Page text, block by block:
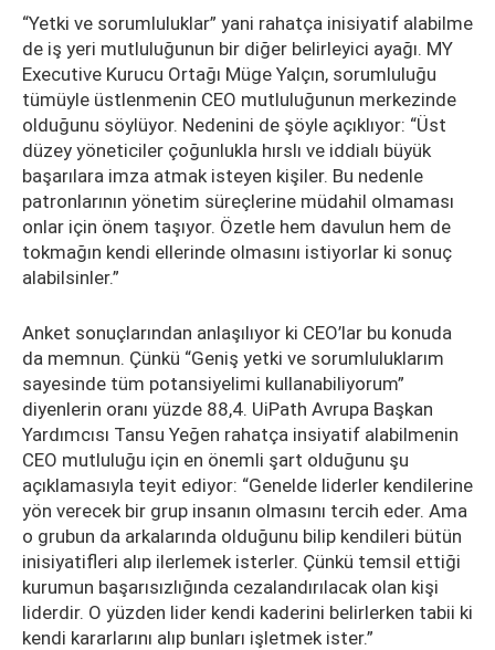
“Yetki ve sorumluluklar” yani rahatça inisiyatif alabilme
de iş yeri mutluluğunun bir diğer belirleyici ayağı. MY
Executive Kurucu Ortağı Müge Yalçın, sorumluluğu
tümüyle üstlenmenin CEO mutluluğunun merkezinde
olduğunu söylüyor. Nedenini de şöyle açıklıyor: “Üst
düzey yöneticiler çoğunlukla hırslı ve iddialı büyük
başarılara imza atmak isteyen kişiler. Bu nedenle
patronlarının yönetim süreçlerine müdahil olmaması
onlar için önem taşıyor. Özetle hem davulun hem de
tokmağın kendi ellerinde olmasını istiyorlar ki sonuç
alabilsinler.”
Anket sonuçlarından anlaşılıyor ki CEO’lar bu konuda
da memnun. Çünkü “Geniş yetki ve sorumluluklarım
sayesinde tüm potansiyelimi kullanabiliyorum”
diyenlerin oranı yüzde 88,4. UiPath Avrupa Başkan
Yardımcısı Tansu Yeğen rahatça insiyatif alabilmenin
CEO mutluluğu için en önemli şart olduğunu şu
açıklamasıyla teyit ediyor: “Genelde liderler kendilerine
yön verecek bir grup insanın olmasını tercih eder. Ama
o grubun da arkalarında olduğunu bilip kendileri bütün
inisiyatifleri alıp ilerlemek isterler. Çünkü temsil ettiği
kurumun başarısızlığında cezalandırılacak olan kişi
liderdir. O yüzden lider kendi kaderini belirlerken tabii ki
kendi kararlarını alıp bunları işletmek ister.”